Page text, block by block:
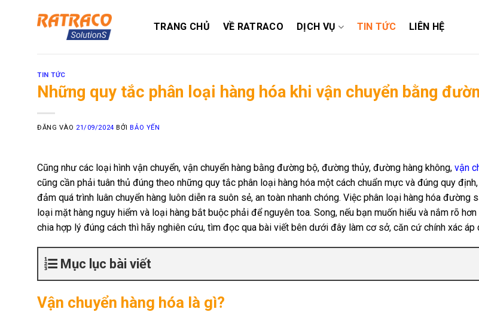
TRANG CHỦ VỀ RATRACO DỊCH VỤ TIN TỨC LIÊN HỆ
TIN TỨC
Những quy tắc phân loại hàng hóa khi vận chuyển bằng
ĐĂNG VÀO 21/09/2024 BỞIBẢO YẾN
Cũng như các loại hình vận chuyển, vận chuyển hàng bằng đường bộ, đường thủy, đường hàng không, vận
cũng cần phải tuân thủ đúng theo những quy tắc phân loại hàng hóa một cách chuẩn mực và đúng quy
đảm quá trình luân chuyển hàng luôn diễn ra suôn sẻ, an toàn nhanh chóng. Việc phân loại hàng hóa đường
loại mặt hàng nguy hiểm và loại hàng bắt buộc phải để nguyên toa. Song, nếu bạn muốn hiểu và nắm rõ
chia hợp lý đúng cách thì hãy nghiên cứu, tìm đọc qua bài viết bên dưới đây làm cơ sở, căn cứ chính xác áp
Mục lục bài viết
Vận chuyển hàng hóa là gì?